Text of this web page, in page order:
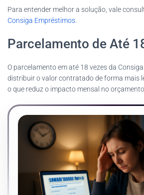
Para entender melhor a solução, vale
Consiga Empréstimos
Parcelamento de Até
O parcelamento em até 18 vezes da
distribuir o valor contratado de forma mais
o que reduz o impacto mensal no orçamento.